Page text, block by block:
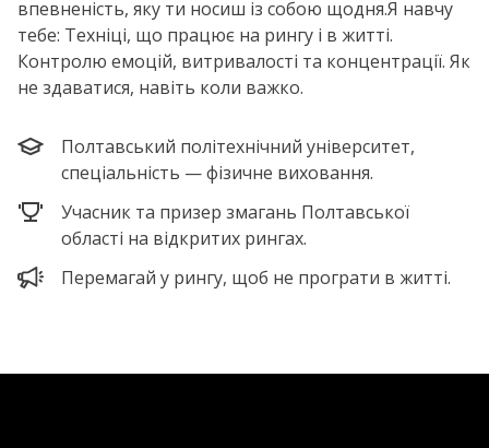
впевненість, яку ти носиш із собою щодня.Я навчу
тебе: Техніці, що працює на рингу і в житті.
Контролю емоцій, витривалості та концентрації. Як
не здаватися, навіть коли важко.
Полтавський політехнічний університет,
спеціальність — фізичне виховання.
Учасник та призер змагань Полтавської
області на відкритих рингах.
Перемагай у рингу, щоб не програти в житті.